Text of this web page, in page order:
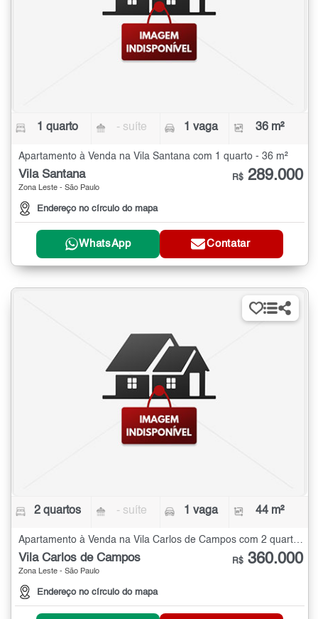
1 quarto - suíte 1 vaga 36 m²
Apartamento à Venda na Vila Santana com 1 quarto - 36 m²
Vila Santana
Zona Leste - São Paulo
Endereço no círculo do mapa
R$ 289.000
WhatsApp Contatar
2 quartos - suíte 1 vaga 44 m²
Apartamento à Venda na Vila Carlos de Campos com 2 quartos - 44 m²
Vila Carlos de Campos
Zona Leste - São Paulo
Endereço no círculo do mapa
R$ 360.000